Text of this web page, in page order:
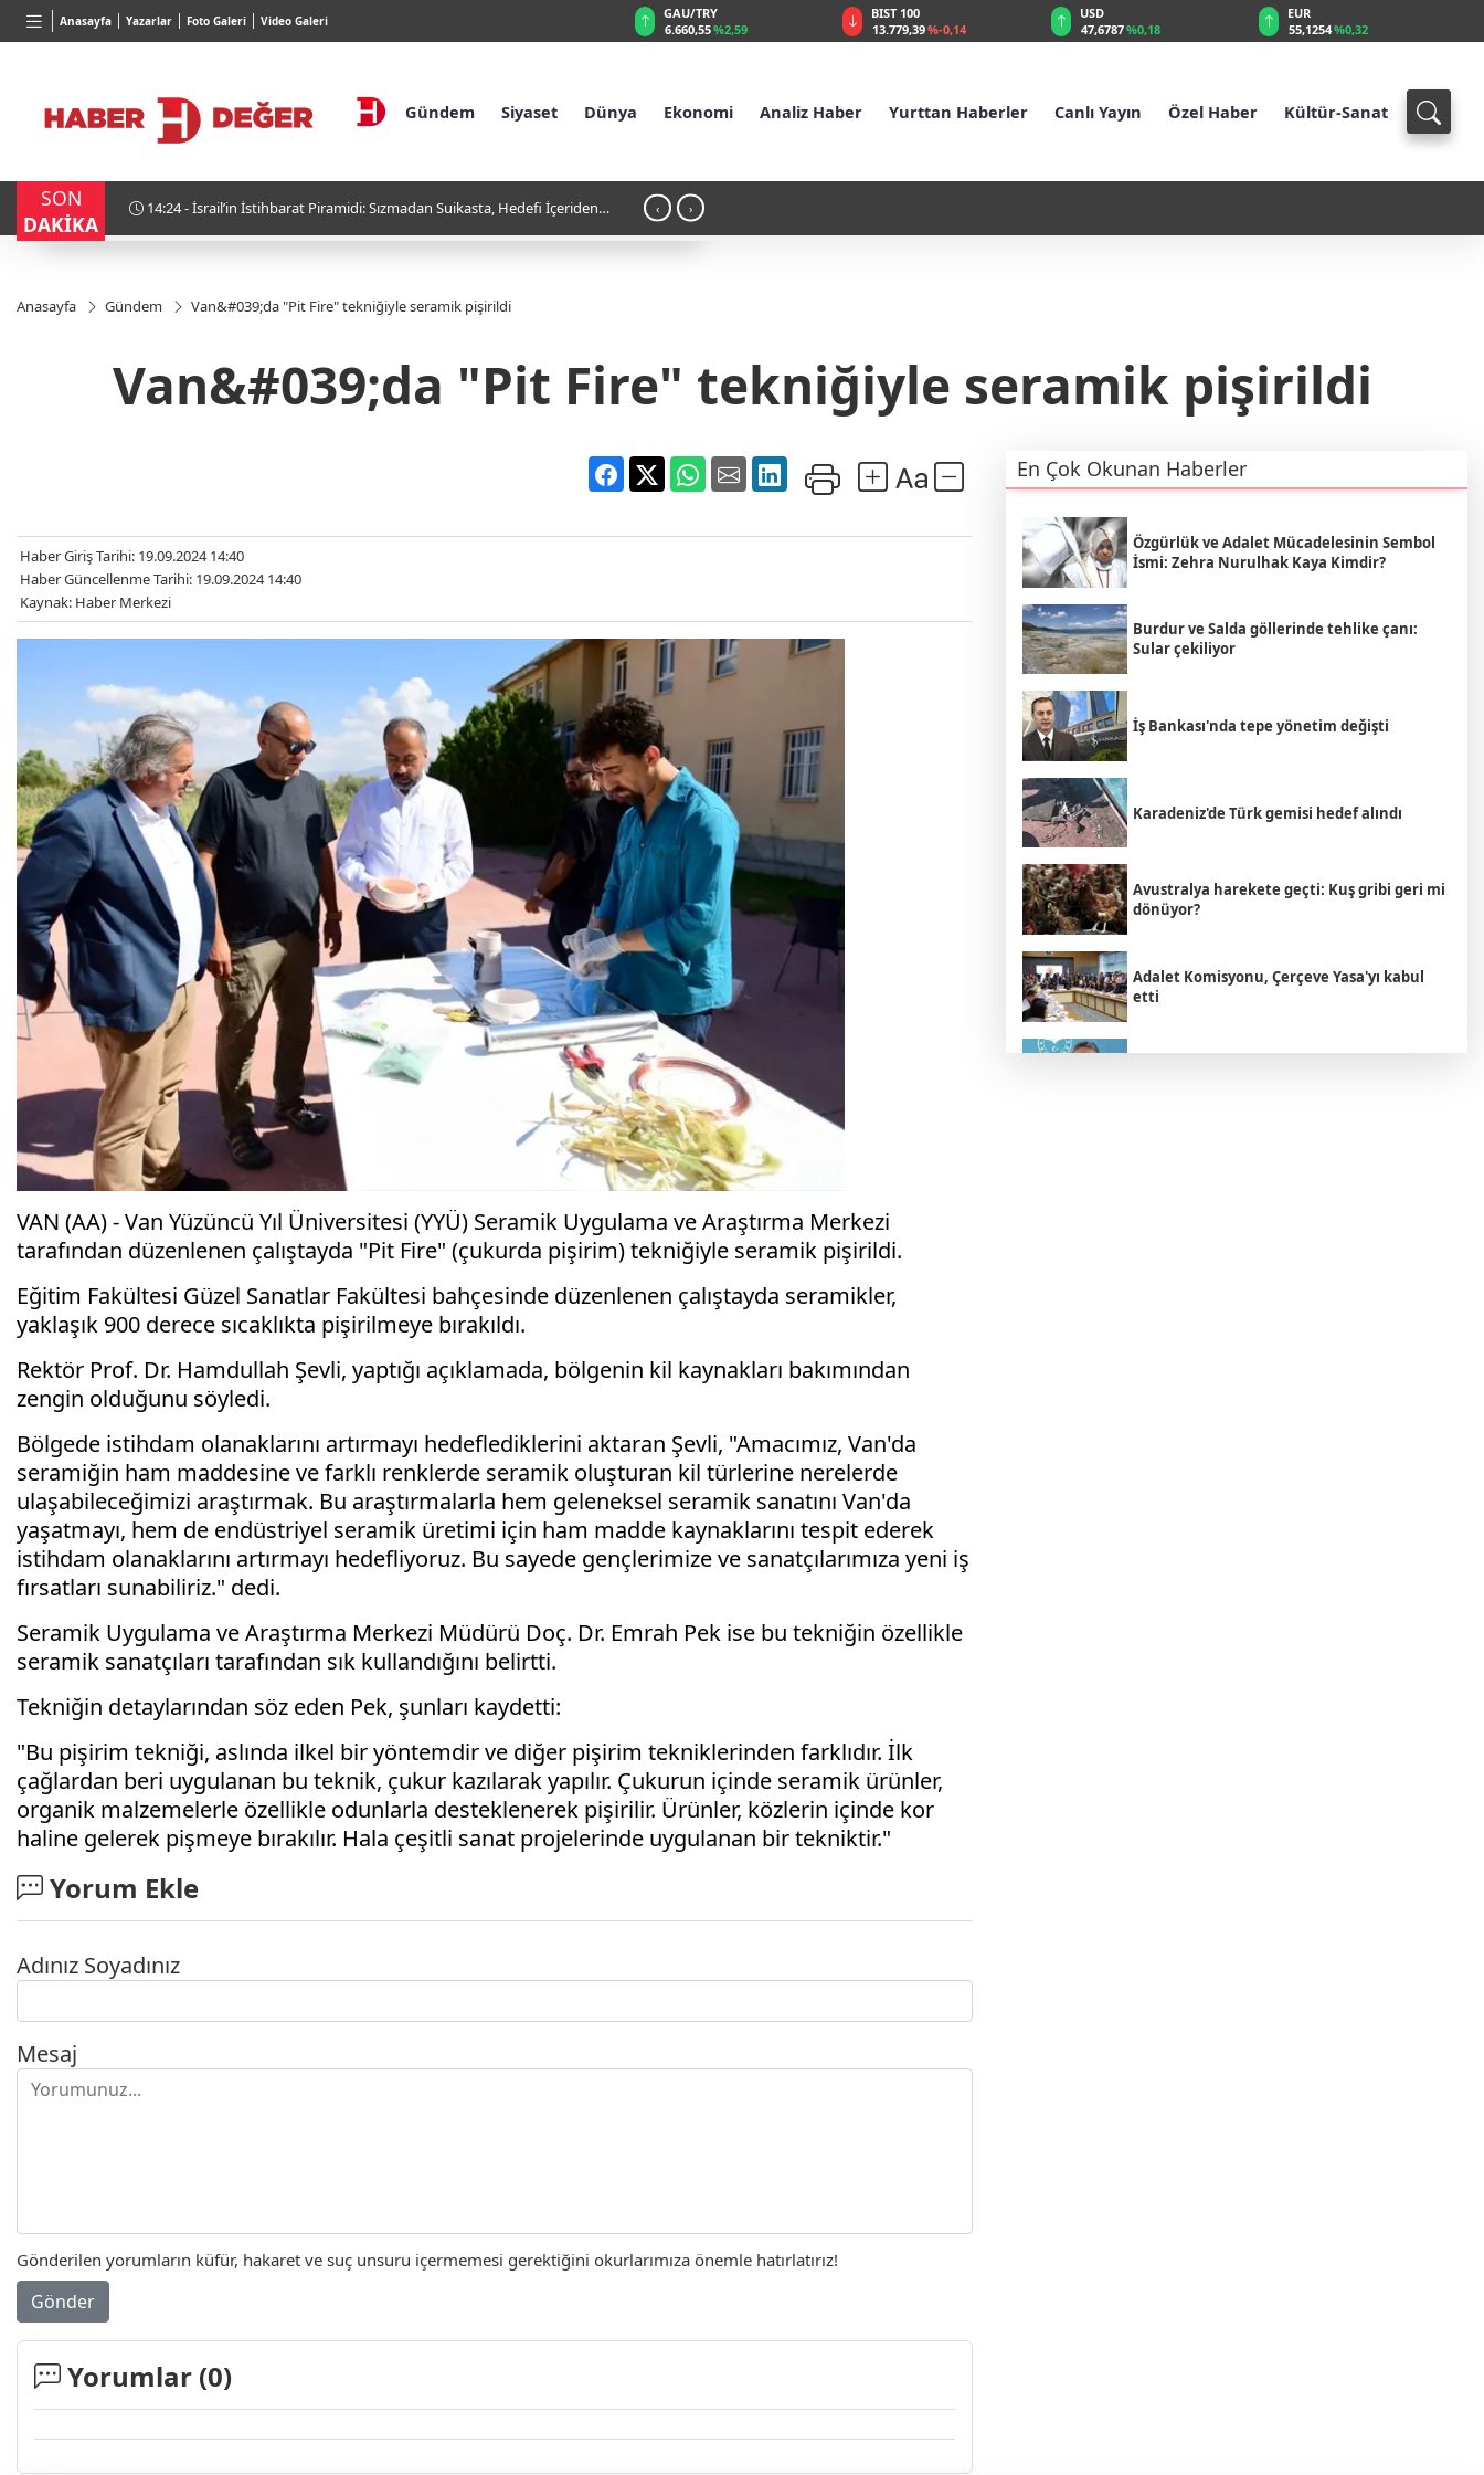
Anasayfa Yazarlar Foto Galeri Video Galeri
BGN
27,9743 %-0,22 %-0,14
47,6787
Gündem Siyaset Dünya Ekonomi Analiz Haber Yurttan Haberler Canlı Yayın Özel Haber Kültür-Sanat
SON
DAKİKA
İçeriden 13:40 - Cumhurbaşkanı Yardımcısı'ndan 'Mekke Paktı' açıklaması: "NATO'ya
‹ ›
Anasayfa Gündem Van&#039;da "Pit Fire" tekniğiyle seramik pişirildi
Van&#039;da "Pit Fire" tekniğiyle seramik pişirildi
Haber Giriş Tarihi: 19.09.2024 14:40
Haber Güncellenme Tarihi: 19.09.2024 14:40
Kaynak: Haber Merkezi
VAN (AA) - Van Yüzüncü Yıl Üniversitesi (YYÜ) Seramik Uygulama ve Araştırma Merkezi
tarafından düzenlenen çalıştayda "Pit Fire" (çukurda pişirim) tekniğiyle seramik pişirildi.
Eğitim Fakültesi Güzel Sanatlar Fakültesi bahçesinde düzenlenen çalıştayda seramikler,
yaklaşık 900 derece sıcaklıkta pişirilmeye bırakıldı.
Rektör Prof. Dr. Hamdullah Şevli, yaptığı açıklamada, bölgenin kil kaynakları bakımından
zengin olduğunu söyledi.
Bölgede istihdam olanaklarını artırmayı hedeflediklerini aktaran Şevli, "Amacımız, Van'da
seramiğin ham maddesine ve farklı renklerde seramik oluşturan kil türlerine nerelerde
ulaşabileceğimizi araştırmak. Bu araştırmalarla hem geleneksel seramik sanatını Van'da
yaşatmayı, hem de endüstriyel seramik üretimi için ham madde kaynaklarını tespit ederek
istihdam olanaklarını artırmayı hedefliyoruz. Bu sayede gençlerimize ve sanatçılarımıza yeni iş
fırsatları sunabiliriz." dedi.
Seramik Uygulama ve Araştırma Merkezi Müdürü Doç. Dr. Emrah Pek ise bu tekniğin özellikle
seramik sanatçıları tarafından sık kullandığını belirtti.
Tekniğin detaylarından söz eden Pek, şunları kaydetti:
"Bu pişirim tekniği, aslında ilkel bir yöntemdir ve diğer pişirim tekniklerinden farklıdır. İlk
çağlardan beri uygulanan bu teknik, çukur kazılarak yapılır. Çukurun içinde seramik ürünler,
organik malzemelerle özellikle odunlarla desteklenerek pişirilir. Ürünler, közlerin içinde kor
haline gelerek pişmeye bırakılır. Hala çeşitli sanat projelerinde uygulanan bir tekniktir."
Yorum Ekle
Adınız Soyadınız
Mesaj
Gönderilen yorumların küfür, hakaret ve suç unsuru içermemesi gerektiğini okurlarımıza önemle hatırlatırız!
Gönder
Yorumlar (0)
En Çok Okunan Haberler
Özgürlük ve Adalet Mücadelesinin Sembol
İsmi: Zehra Nurulhak Kaya Kimdir?
Burdur ve Salda göllerinde tehlike çanı:
Sular çekiliyor
İş Bankası'nda tepe yönetim değişti
Karadeniz'de Türk gemisi hedef alındı
Avustralya harekete geçti: Kuş gribi geri mi
dönüyor?
Adalet Komisyonu, Çerçeve Yasa'yı kabul
etti